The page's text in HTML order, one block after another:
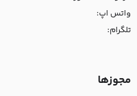
واتس اپ:
تلگرام:
مجوزها